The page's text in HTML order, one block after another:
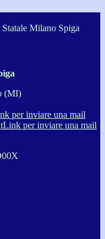
Milano Spiga
(MI)
per inviare una mail
Link per inviare una mail